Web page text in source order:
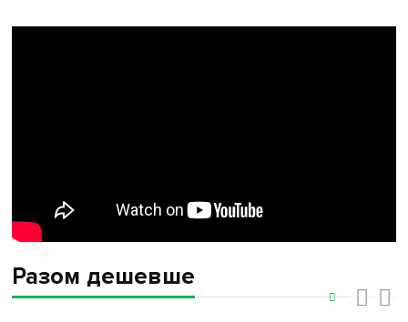
Разом дешевше